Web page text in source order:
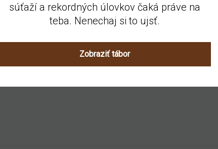
súťaží a rekordných úlovkov čaká práve na
teba. Nenechaj si to ujsť.
Zobraziť tábor